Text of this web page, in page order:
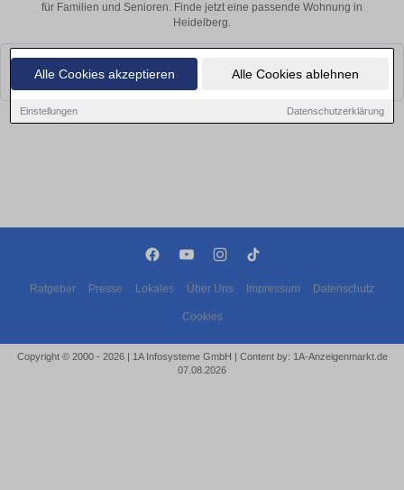
Alle Cookies akzeptieren Alle Cookies ablehnen
Einstellungen Datenschutzerklärung
für Familien und Senioren. Finde jetzt eine passende Wohnung in
Heidelberg.
Leider konnten wir derzeit keine passenden Objekte finden. Schauen Sie
bald wieder vorbei!
Ratgeber Presse Lokales Über Uns Impressum Datenschutz
Cookies
Copyright © 2000 - 2026 | 1A Infosysteme GmbH | Content by: 1A-Anzeigenmarkt.de
07.08.2026